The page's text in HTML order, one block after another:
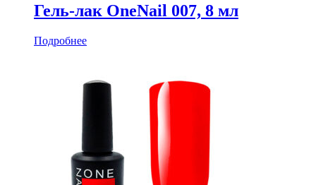
Гель-лак OneNail 007, 8 мл
Подробнее